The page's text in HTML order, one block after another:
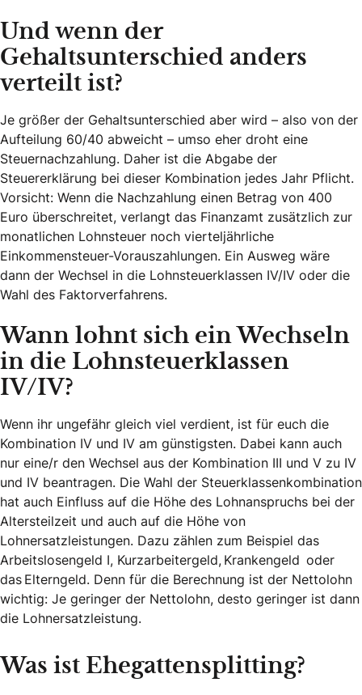
Und wenn der
Gehaltsunterschied anders
verteilt ist?
Je größer der Gehaltsunterschied aber wird – also von der
Aufteilung 60/40 abweicht – umso eher droht eine
Steuernachzahlung. Daher ist die Abgabe der
Steuererklärung bei dieser Kombination jedes Jahr Pflicht.
Vorsicht: Wenn die Nachzahlung einen Betrag von 400
Euro überschreitet, verlangt das Finanzamt zusätzlich zur
monatlichen Lohnsteuer noch vierteljährliche
Einkommensteuer-Vorauszahlungen. Ein Ausweg wäre
dann der Wechsel in die Lohnsteuerklassen IV/IV oder die
Wahl des Faktorverfahrens.
Wann lohnt sich ein Wechseln
in die Lohnsteuerklassen
IV/IV?
Wenn ihr ungefähr gleich viel verdient, ist für euch die
Kombination IV und IV am günstigsten. Dabei kann auch
nur eine/r den Wechsel aus der Kombination III und V zu IV
und IV beantragen. Die Wahl der Steuerklassenkombination
hat auch Einfluss auf die Höhe des Lohnanspruchs bei der
Altersteilzeit und auch auf die Höhe von
Lohnersatzleistungen. Dazu zählen zum Beispiel das
Arbeitslosengeld I, Kurzarbeitergeld, Krankengeld oder
das Elterngeld. Denn für die Berechnung ist der Nettolohn
wichtig: Je geringer der Nettolohn, desto geringer ist dann
die Lohnersatzleistung.
Was ist Ehegattensplitting?